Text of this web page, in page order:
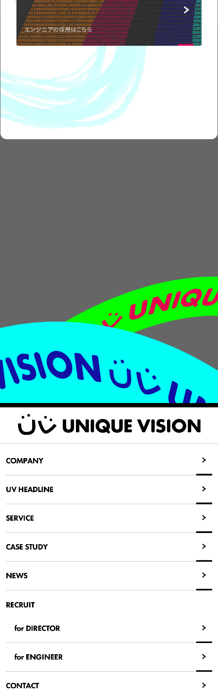
エンジニアの採用はこちら
COMPANY
UV HEADLINE
SERVICE
CASE STUDY
NEWS
RECRUIT
for DIRECTOR
for ENGINEER
CONTACT